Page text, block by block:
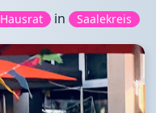
Hausrat in Saalekreis